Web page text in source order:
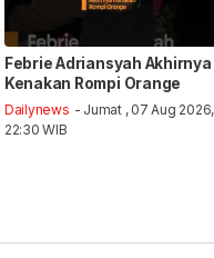
Febrie Adriansyah Akhirnya
Kenakan Rompi Orange
Dailynews - Jumat , 07 Aug 2026,
22:30 WIB